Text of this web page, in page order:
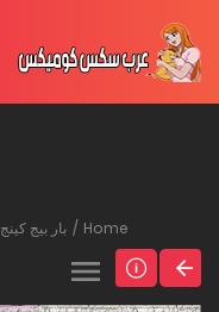
Home بار بيج كينج